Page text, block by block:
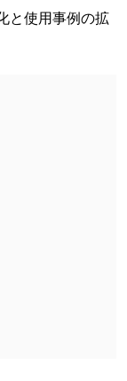
と使用事例の拡